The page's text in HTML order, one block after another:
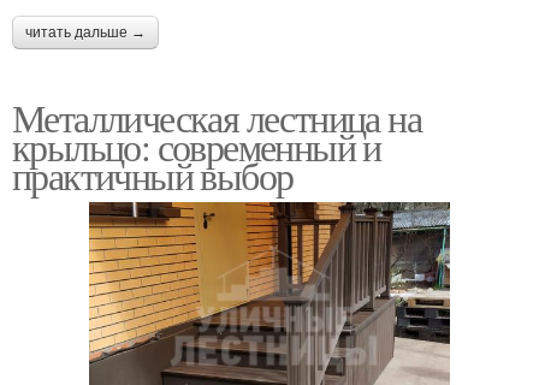
читать дальше →
Металлическая лестница на
крыльцо: современный и
практичный выбор